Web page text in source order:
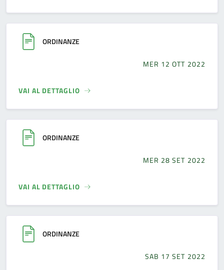
ORDINANZE
MER 12 OTT 2022
VAI AL DETTAGLIO
ORDINANZE
MER 28 SET 2022
VAI AL DETTAGLIO
ORDINANZE
SAB 17 SET 2022